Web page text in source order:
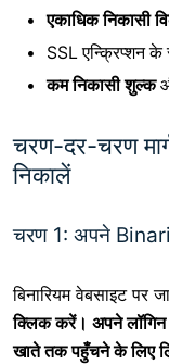
एकाधिक निकासी
SSL एन्क्रिप्शन
कम निकासी शुल्क
चरण-दर-चरण
निकालें
चरण 1: अपने
बिनारियम वेबसाइट पर
क्लिक करें। अपने
खाते तक पहुँचने के लिए